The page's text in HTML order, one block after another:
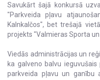
Savukārt šajā konkursā
"Parkveida pļavu
Kalnkalčos", bet trešajā
projekts "Valmieras Sporta
Viedās administrācijas un
ka galveno balvu
parkveida pļavu un ganību